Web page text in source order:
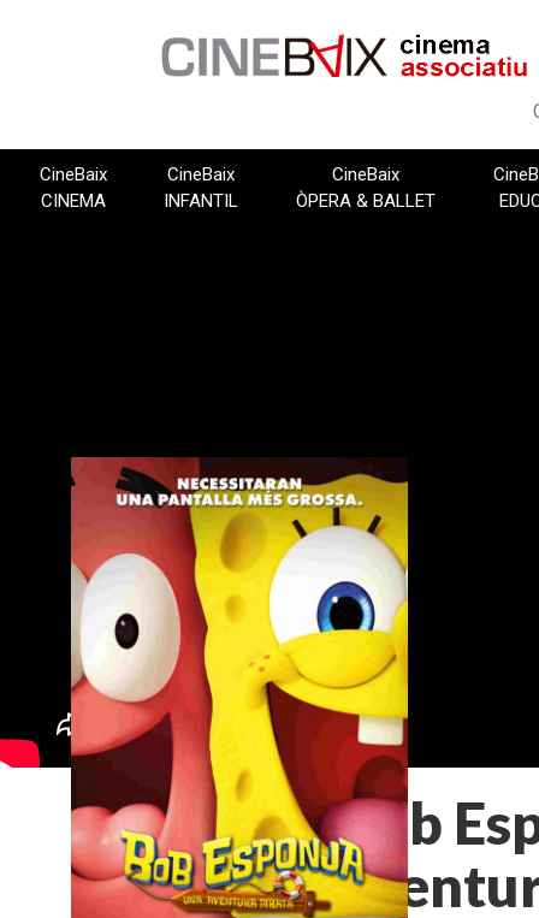
CineBaix
CINEMA
CineBaix
INFANTIL
CineBaix
ÒPERA & BALLET
Bob